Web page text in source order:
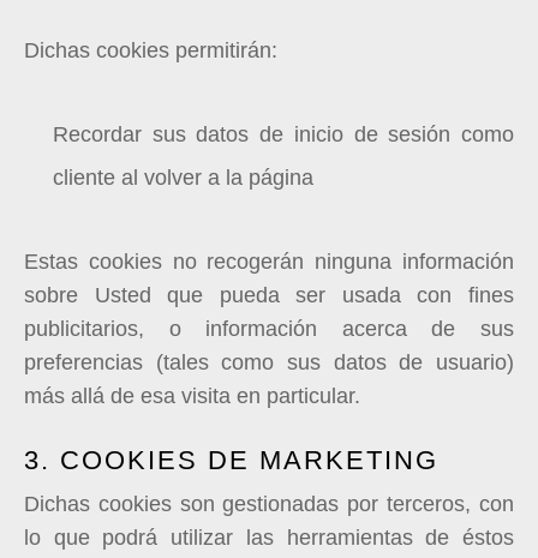
Dichas cookies permitirán:
Recordar sus datos de inicio de sesión como
cliente al volver a la página
Estas cookies no recogerán ninguna información
sobre Usted que pueda ser usada con fines
publicitarios, o información acerca de sus
preferencias (tales como sus datos de usuario)
más allá de esa visita en particular.
3. COOKIES DE MARKETING
Dichas cookies son gestionadas por terceros, con
lo que podrá utilizar las herramientas de éstos